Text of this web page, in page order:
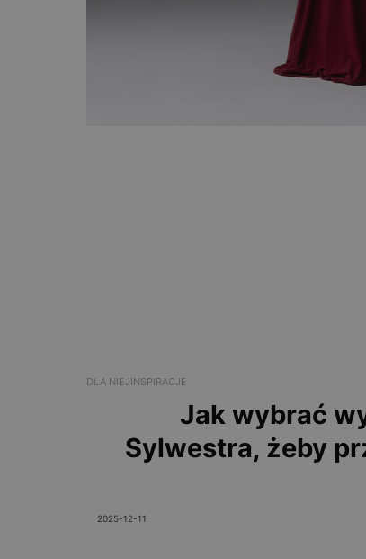
DLA NIEJINSPIRACJE
Jak wybrać
Sylwestra, żeby
2025-12-11